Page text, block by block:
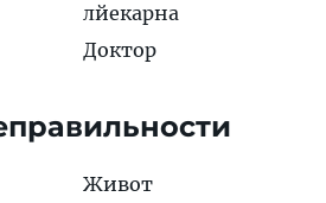
лйекарна
Доктор
Живот